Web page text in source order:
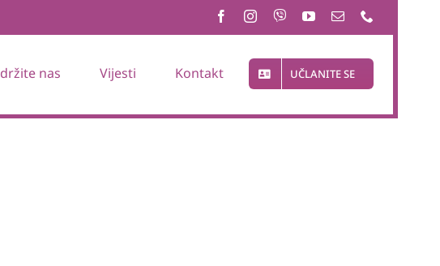
nas Vijesti Kontakt UČLANITE SE